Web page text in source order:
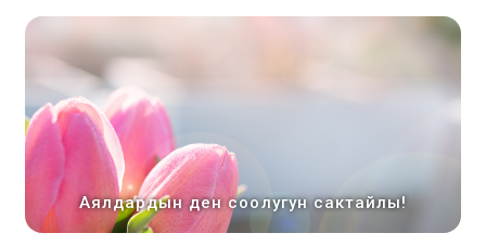
Аялдардын ден соолугун сактайлы!